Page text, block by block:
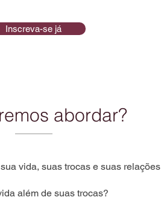
Inscreva-se já
abordar?
vida, suas trocas e suas
além de suas trocas?